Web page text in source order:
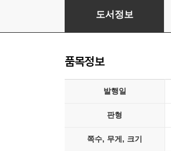
살며 사랑하며 배우며
도서정보
품목정보
발행일
판형
쪽수, 무게, 크기